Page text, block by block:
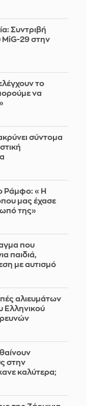
Συντριβή
MiG-29 στην
το
να
σύντομα
Ράμφο: «Η
μας έχασε
της»
που
παιδιά,
με αυτισμό
αλιευμάτων
Ελληνικού
στην
καλύτερα;